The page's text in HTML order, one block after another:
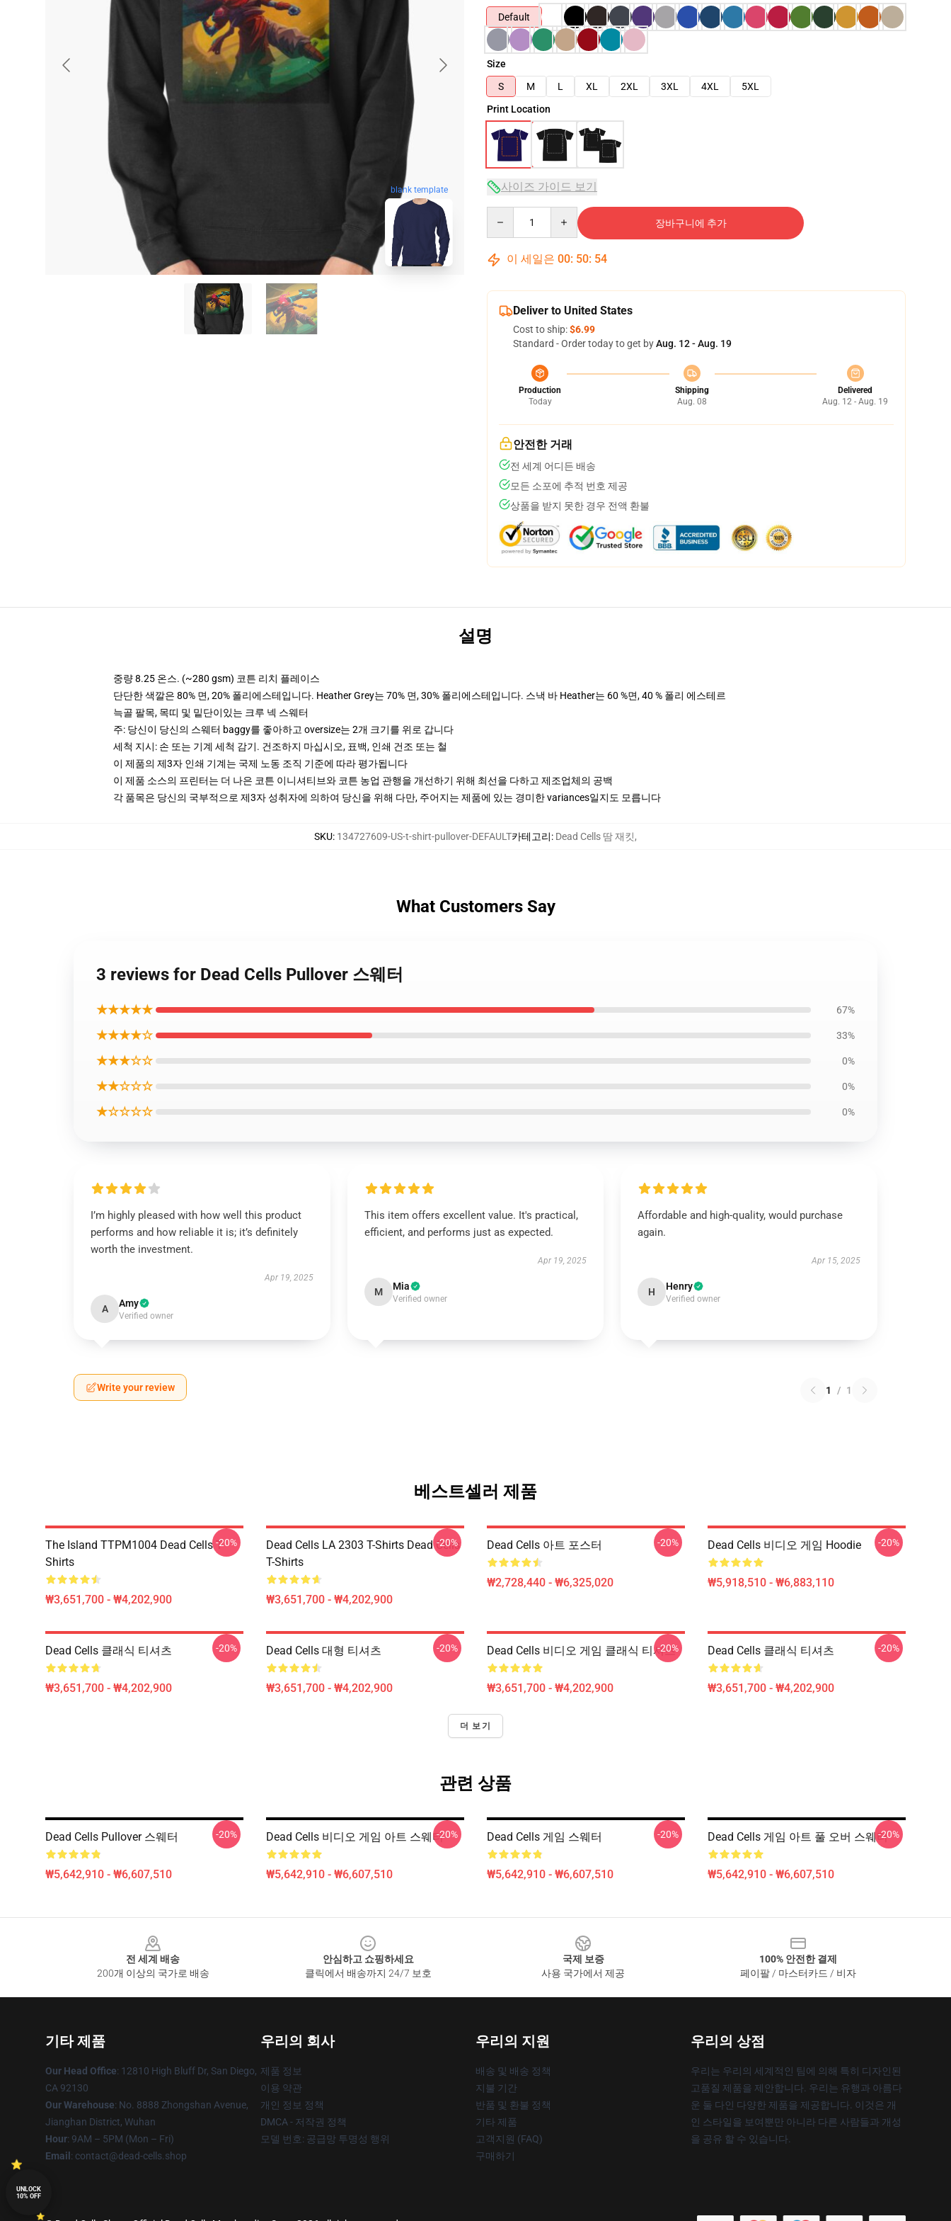
blank template
Default
Size
S
M L XL 2XL 3XL 4XL
5XL
Print Location
사이즈 가이드 보기
장바구니에 추가
이 세일은 00: 50: 53
Deliver to United States
Cost to ship:$6.99
Standard - Order today to get byAug. 12 - Aug. 19
Production
Today
Shipping
Aug. 08
Delivered
Aug. 12 - Aug. 19
안전한 거래
전 세계 어디든 배송
모든 소포에 추적 번호 제공
상품을 받지 못한 경우 전액 환불
설명
중량 8.25 온스. (~280 gsm) 코튼 리치 플레이스
단단한 색깔은 80% 면, 20% 폴리에스테입니다. Heather Grey는 70% 면, 30% 폴리에스테입니다. 스낵 바 Heather는 60 %면, 40 % 폴리 에스테르
늑골 팔목, 목띠 및 밑단이있는 크루 넥 스웨터
주: 당신이 당신의 스웨터 baggy를 좋아하고 oversize는 2개 크기를 위로 갑니다
세척 지시: 손 또는 기계 세척 감기. 건조하지 마십시오, 표백, 인쇄 건조 또는 철
이 제품의 제3자 인쇄 기계는 국제 노동 조직 기준에 따라 평가됩니다
이 제품 소스의 프린터는 더 나은 코튼 이니셔티브와 코튼 농업 관행을 개선하기 위해 최선을 다하고 제조업체의 공백
각 품목은 당신의 국부적으로 제3자 성취자에 의하여 당신을 위해 다만, 주어지는 제품에 있는 경미한 variances일지도 모릅니다
SKU: 134727609-US-t-shirt-pullover-DEFAULT카테고리: Dead Cells 땀 재킷,
What Customers Say
3 reviews for Dead Cells Pullover 스웨터
★★★★★ 67%
★★★★☆ 33%
★★★☆☆ 0%
★★☆☆☆ 0%
★☆☆☆☆ 0%
I’m highly pleased with how well this product
performs and how reliable it is; it’s definitely
worth the investment.
Apr 19, 2025
A Amy
Verified owner
This item offers excellent value. It's practical,
efficient, and performs just as expected.
Apr 19, 2025
M Mia
Verified owner
Affordable and high-quality, would purchase
again.
Apr 15, 2025
H Henry
Verified owner
Write your review 1 / 1
베스트셀러 제품
The Island TTPM1004 Dead Cells T-
Shirts
₩3,651,700 - ₩4,202,900
-20%
Dead Cells LA 2303 T-Shirts Dead Cells
T-Shirts
₩3,651,700 - ₩4,202,900
-20% Dead Cells 아트 포스터
₩2,728,440 - ₩6,325,020
-20% Dead Cells 비디오 게임 Hoodie
₩5,918,510 - ₩6,883,110
-20%
Dead Cells 클래식 티셔츠
₩3,651,700 - ₩4,202,900
-20% Dead Cells 대형 티셔츠
₩3,651,700 - ₩4,202,900
-20% Dead Cells 비디오 게임 클래식 티셔츠
₩3,651,700 - ₩4,202,900
-20% Dead Cells 클래식 티셔츠
₩3,651,700 - ₩4,202,900
-20%
더 보기
관련 상품
Dead Cells Pullover 스웨터
₩5,642,910 - ₩6,607,510
-20% Dead Cells 비디오 게임 아트 스웨터
₩5,642,910 - ₩6,607,510
-20% Dead Cells 게임 스웨터
₩5,642,910 - ₩6,607,510
-20% Dead Cells 게임 아트 풀 오버 스웨터
₩5,642,910 - ₩6,607,510
-20%
전 세계 배송
200개 이상의 국가로 배송
안심하고 쇼핑하세요
클릭에서 배송까지 24/7 보호
국제 보증
사용 국가에서 제공
100% 안전한 결제
페이팔 / 마스터카드 / 비자
기타 제품
Our Head Office: 12810 High Bluff Dr, San Diego,
CA 92130
Our Warehouse: No. 8888 Zhongshan Avenue,
Jianghan District, Wuhan
Hour: 9AM – 5PM (Mon – Fri)
Email : contact@dead-cells.shop
우리의 회사
제품 정보
이용 약관
개인 정보 정책
DMCA - 저작권 정책
모델 번호: 공급망 투명성 행위
우리의 지원
배송 및 배송 정책
지불 기간
반품 및 환불 정책
기타 제품
고객지원 (FAQ)
구매하기
우리의 상점
우리는 우리의 세계적인 팀에 의해 특히 디자인된
고품질 제품을 제안합니다. 우리는 유행과 아름다
운 둘 다인 다양한 제품을 제공합니다. 이것은 개
인 스타일을 보여뿐만 아니라 다른 사람들과 개성
을 공유 할 수 있습니다.
UNLOCK
10% OFF